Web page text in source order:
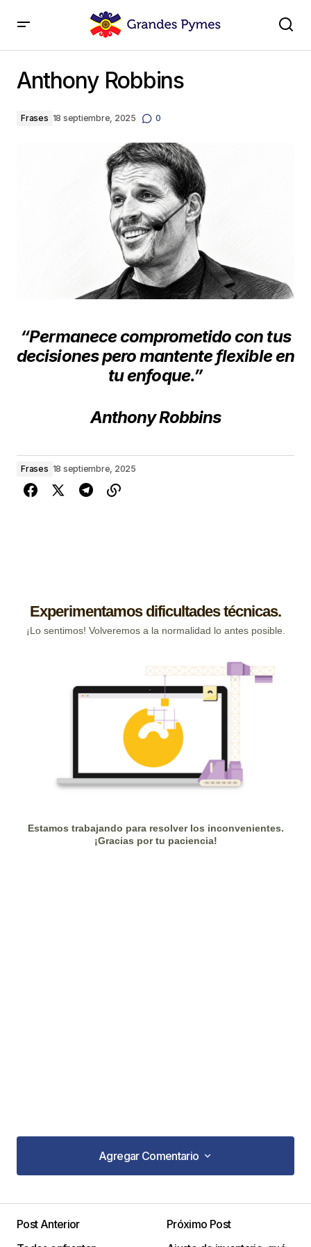
Anthony Robbins
Frases 18 septiembre, 2025 0
“Permanece comprometido con tus
decisiones pero mantente flexible en
tu enfoque.”
Anthony Robbins
Frases 18 septiembre, 2025
Agregar Comentario
Agregar Comentario
Post Anterior
Próximo Post